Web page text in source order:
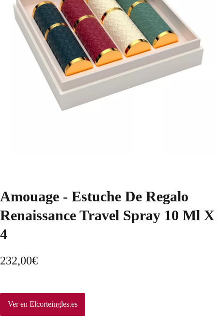
Amouage - Estuche De Regalo
Renaissance Travel Spray 10 Ml X
4
232,00€
Ver en Elcorteingles.es